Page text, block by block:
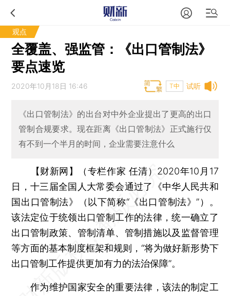
观点
全覆盖、强监管：《出口管制法》
要点速览
试听
2020年10月18日 16:46 T中
《出口管制法》的出台对中外企业提出了更高的出口
管制合规要求。现在距离《出口管制法》正式施行仅
有不到一个半月的时间，企业需要注意什么
【财新网】（专栏作家 任清） 2020年10月17
日，十三届全国人大常委会通过了《中华人民共和
国出口管制法》（以下简称“《出口管制法》”）。
该法定位于统领出口管制工作的法律，统一确立了
出口管制政策、管制清单、管制措施以及监督管理
等方面的基本制度框架和规则，“将为做好新形势下
出口管制工作提供更加有力的法治保障”。
作为维护国家安全的重要法律，该法的制定工